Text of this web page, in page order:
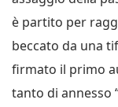
è partito per
beccato da una
firmato il primo
tanto di annesso